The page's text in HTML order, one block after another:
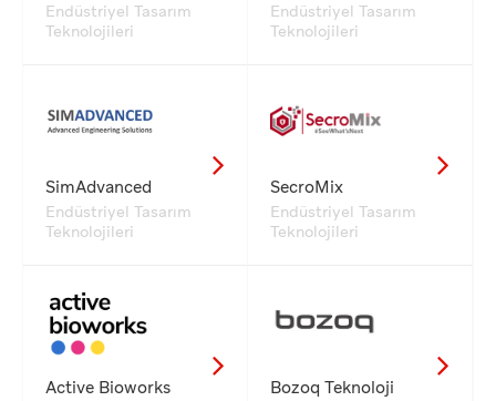
Endüstriyel Tasarım
Teknolojileri
Endüstriyel Tasarım
Teknolojileri
SimAdvanced
Endüstriyel Tasarım
Teknolojileri
SecroMix
Endüstriyel Tasarım
Teknolojileri
Active Bioworks Bozoq Teknoloji